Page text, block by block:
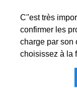
C''est très
confirmer les
charge par son
choisissez à la